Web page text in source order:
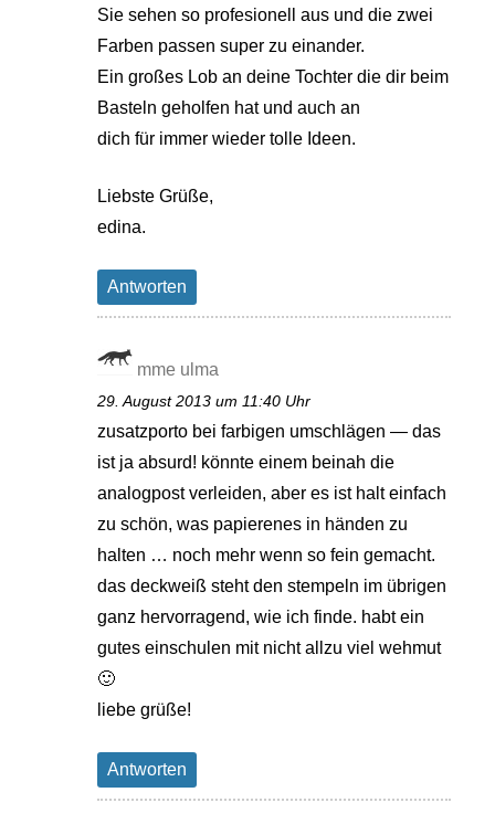
Sie sehen so profesionell aus und die zwei
Farben passen super zu einander.
Ein großes Lob an deine Tochter die dir beim
Basteln geholfen hat und auch an
dich für immer wieder tolle Ideen.
Liebste Grüße,
edina.
Antworten
mme ulma
29. August 2013 um 11:40 Uhr
zusatzporto bei farbigen umschlägen — das
ist ja absurd! könnte einem beinah die
analogpost verleiden, aber es ist halt einfach
zu schön, was papierenes in händen zu
halten … noch mehr wenn so fein gemacht.
das deckweiß steht den stempeln im übrigen
ganz hervorragend, wie ich finde. habt ein
gutes einschulen mit nicht allzu viel wehmut
🙂
liebe grüße!
Antworten